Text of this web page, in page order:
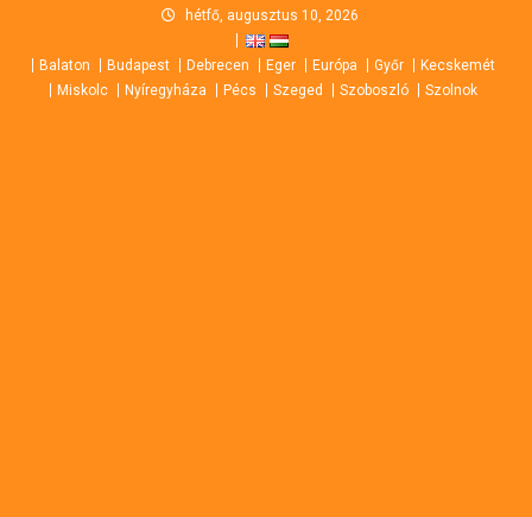
content
hétfő, augusztus 10, 2026
Balaton Budapest Debrecen Eger Európa Győr
Kecskemét
Miskolc
Nyíregyháza Pécs Szeged Szoboszló Szolnok